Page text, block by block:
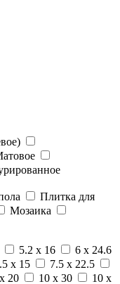
Плитка для
Мозаика
5.2 x 16
6 x 24.6
x 15
7.5 x 22.5
20 10 x 30 10 x